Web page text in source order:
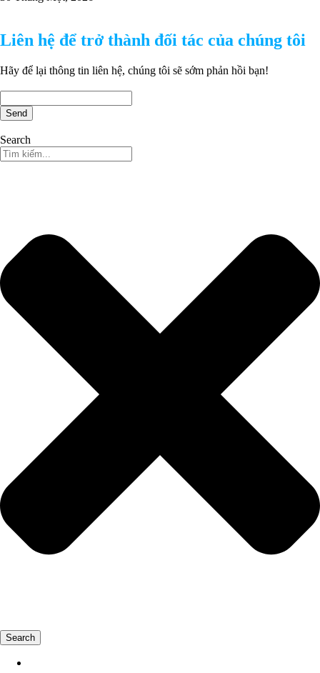
Liên hệ để trở thành đối tác của chúng tôi
Hãy để lại thông tin liên hệ, chúng tôi sẽ sớm phản hồi bạn!
Send
Search
Search